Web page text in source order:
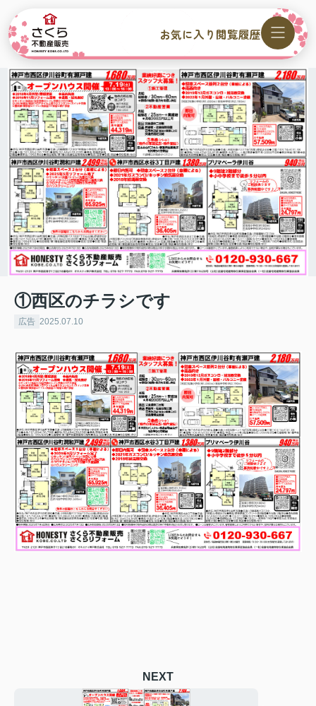
お気に入り 閲覧履歴
①西区のチラシです
広告 2025.07.10
NEXT